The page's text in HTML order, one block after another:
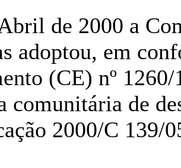
de 2000 a
adoptou, em
(CE) nº
comunitária de
2000/C 139/